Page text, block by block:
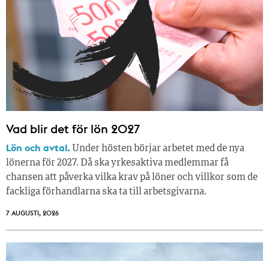
Vad blir det för lön 2027
Lön och avtal. Under hösten börjar arbetet med de nya
lönerna för 2027. Då ska yrkesaktiva medlemmar få
chansen att påverka vilka krav på löner och villkor som de
fackliga förhandlarna ska ta till arbetsgivarna.
7 AUGUSTI, 2026